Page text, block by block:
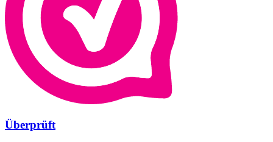
Überprüft